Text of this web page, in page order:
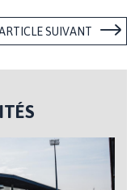
SUIVANT